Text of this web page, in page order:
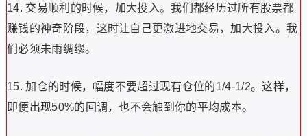
14. 交易顺利的时候，加大投入。我们都经历过所有股票都
赚钱的神奇阶段，这时让自己更激进地交易，加大投入。我
们必须未雨绸缪。
15. 加仓的时候，幅度不要超过现有仓位的1/4-1/2。这样，
即便出现50%的回调，也不会触到你的平均成本。